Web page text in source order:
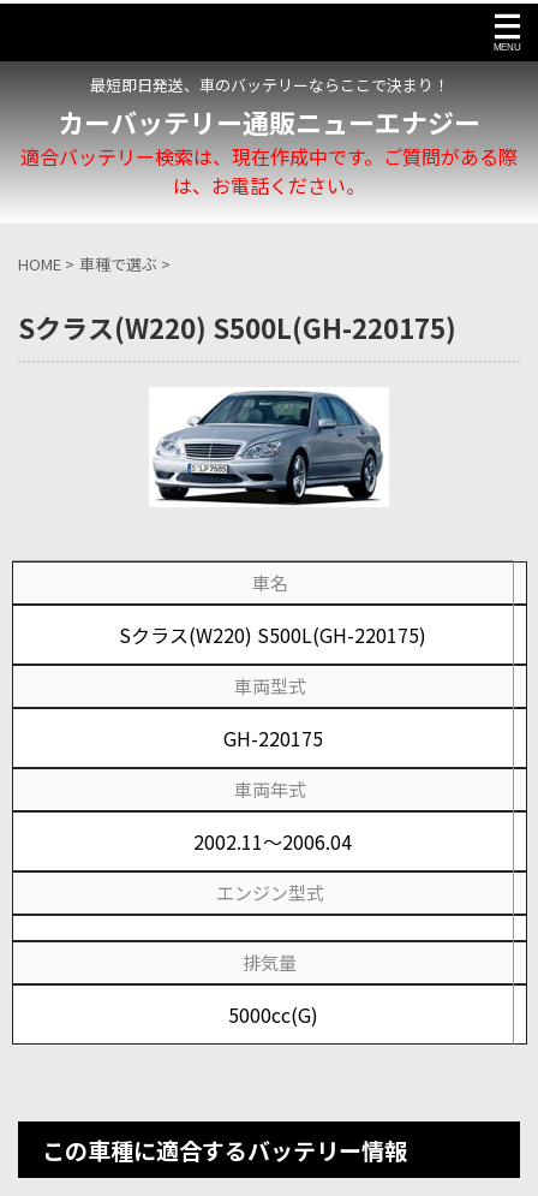
最短即日発送、車のバッテリーならここで決まり！
カーバッテリー通販ニューエナジー
適合バッテリー検索は、現在作成中です。ご質問がある際
は、お電話ください。
HOME > 車種で選ぶ >
Sクラス(W220) S500L(GH-220175)
車名
Sクラス(W220) S500L(GH-220175)
車両型式
GH-220175
車両年式
2002.11～2006.04
エンジン型式
排気量
5000cc(G)
この車種に適合するバッテリー情報